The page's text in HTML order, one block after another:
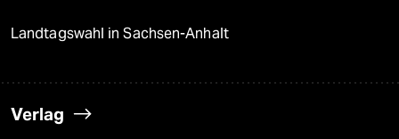
Landtagswahl in Sachsen-Anhalt
Verlag